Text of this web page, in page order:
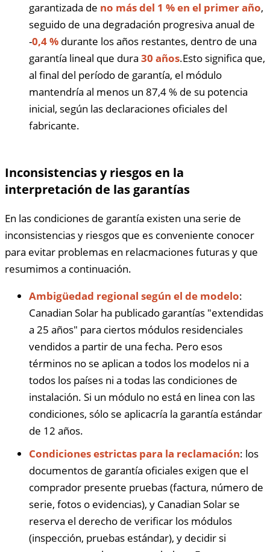
garantizada de no más del 1 % en el primer año,
seguido de una degradación progresiva anual de
-0,4 % durante los años restantes, dentro de una
garantía lineal que dura 30 años.Esto significa que,
al final del período de garantía, el módulo
mantendría al menos un 87,4 % de su potencia
inicial, según las declaraciones oficiales del
fabricante.
Inconsistencias y riesgos en la
interpretación de las garantías
En las condiciones de garantía existen una serie de
inconsistencias y riesgos que es conveniente conocer
para evitar problemas en relacmaciones futuras y que
resumimos a continuación.
Ambigüedad regional según el de modelo:
Canadian Solar ha publicado garantías "extendidas
a 25 años" para ciertos módulos residenciales
vendidos a partir de una fecha. Pero esos
términos no se aplican a todos los modelos ni a
todos los países ni a todas las condiciones de
instalación. Si un módulo no está en linea con las
condiciones, sólo se aplicacría la garantía estándar
de 12 años.
Condiciones estrictas para la reclamación: los
documentos de garantía oficiales exigen que el
comprador presente pruebas (factura, número de
serie, fotos o evidencias), y Canadian Solar se
reserva el derecho de verificar los módulos
(inspección, pruebas estándar), y decidir si